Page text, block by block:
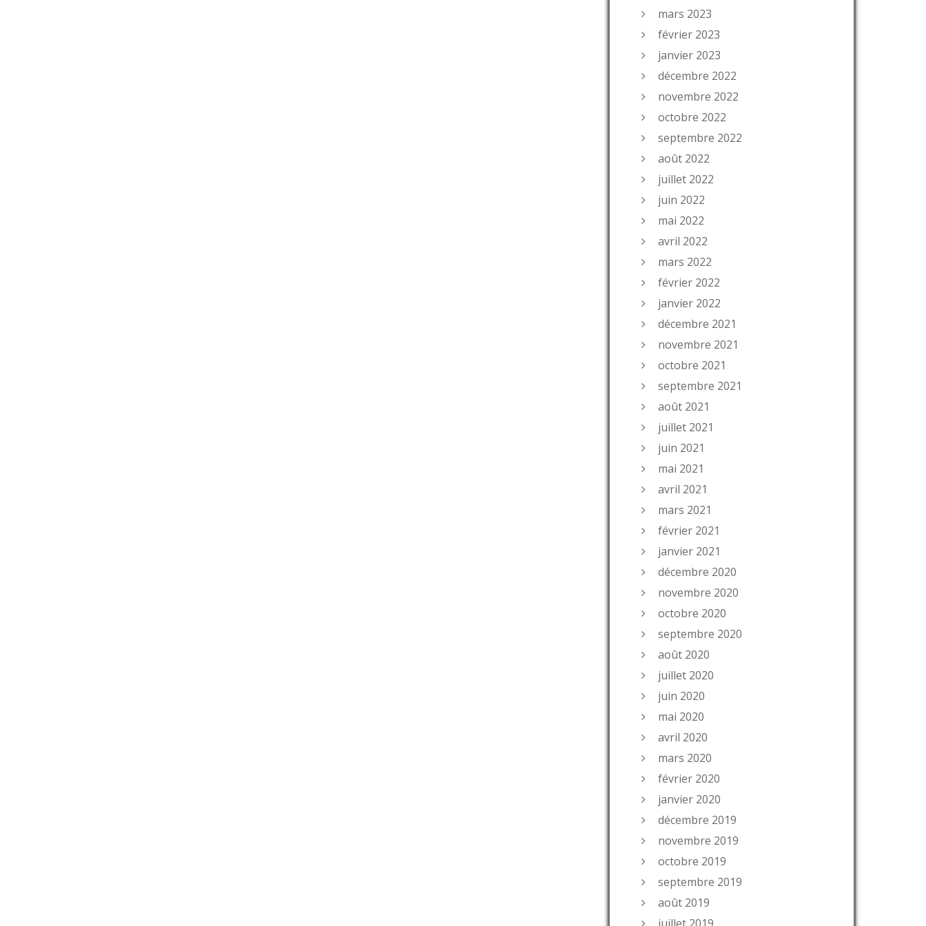
mars 2023
février 2023
janvier 2023
décembre 2022
novembre 2022
octobre 2022
septembre 2022
août 2022
juillet 2022
juin 2022
mai 2022
avril 2022
mars 2022
février 2022
janvier 2022
décembre 2021
novembre 2021
octobre 2021
septembre 2021
août 2021
juillet 2021
juin 2021
mai 2021
avril 2021
mars 2021
février 2021
janvier 2021
décembre 2020
novembre 2020
octobre 2020
septembre 2020
août 2020
juillet 2020
juin 2020
mai 2020
avril 2020
mars 2020
février 2020
janvier 2020
décembre 2019
novembre 2019
octobre 2019
septembre 2019
août 2019